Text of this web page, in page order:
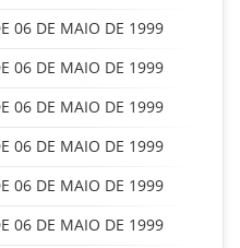
06 DE MAIO DE 1999
06 DE MAIO DE 1999
06 DE MAIO DE 1999
06 DE MAIO DE 1999
06 DE MAIO DE 1999
06 DE MAIO DE 1999